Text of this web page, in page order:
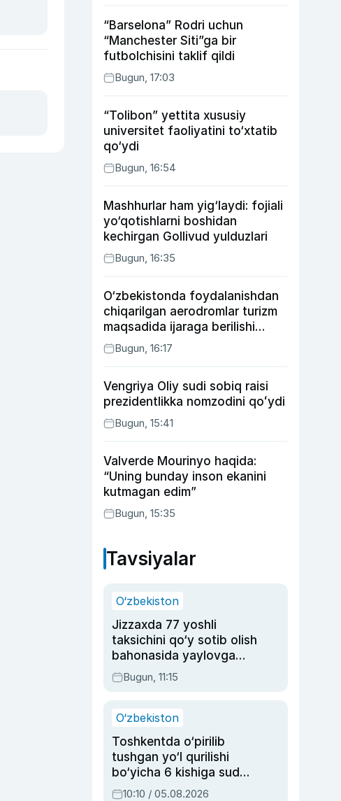
“Barselona” Rodri uchun
“Manchester Siti”ga bir
futbolchisini taklif qildi
Bugun, 17:03
“Tolibon” yettita xususiy
universitet faoliyatini to‘xtatib
qo‘ydi
Bugun, 16:54
Mashhurlar ham yig‘laydi: fojiali
yo‘qotishlarni boshidan
kechirgan Gollivud yulduzlari
Bugun, 16:35
O‘zbekistonda foydalanishdan
chiqarilgan aerodromlar turizm
maqsadida ijaraga berilishi
mumkin
Bugun, 16:17
Vengriya Oliy sudi sobiq raisi
prezidentlikka nomzodini qoʻydi
Bugun, 15:41
Valverde Mourinyo haqida:
“Uning bunday inson ekanini
kutmagan edim”
Bugun, 15:35
Tavsiyalar
O‘zbekiston
Jizzaxda 77 yoshli
taksichini qo‘y sotib olish
bahonasida yaylovga
olib borib o‘ldirgan yigit
20 yilga qamaldi
Bugun, 11:15
O‘zbekiston
Toshkentda o‘pirilib
tushgan yo‘l qurilishi
bo‘yicha 6 kishiga sud
hukmi o‘qildi
10:10 / 05.08.2026